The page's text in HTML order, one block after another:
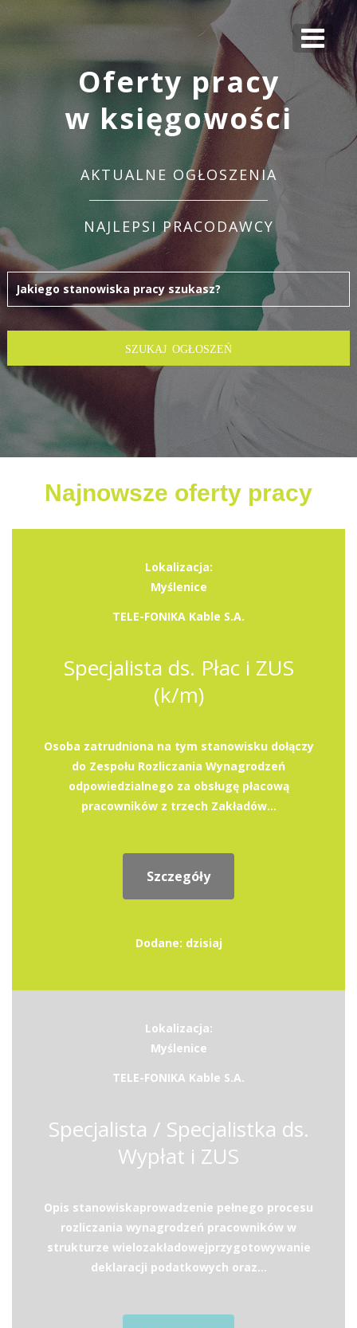
Oferty pracy
w księgowości
AKTUALNE OGŁOSZENIA
NAJLEPSI PRACODAWCY
Najnowsze oferty pracy
Lokalizacja:
Myślenice
TELE-FONIKA Kable S.A.
Specjalista ds. Płac i ZUS
(k/m)
Osoba zatrudniona na tym stanowisku dołączy
do Zespołu Rozliczania Wynagrodzeń
odpowiedzialnego za obsługę płacową
pracowników z trzech Zakładów...
Szczegóły
Dodane: dzisiaj
Lokalizacja:
Myślenice
TELE-FONIKA Kable S.A.
Specjalista / Specjalistka ds.
Wypłat i ZUS
Opis stanowiskaprowadzenie pełnego procesu
rozliczania wynagrodzeń pracowników w
strukturze wielozakładowejprzygotowywanie
deklaracji podatkowych oraz...